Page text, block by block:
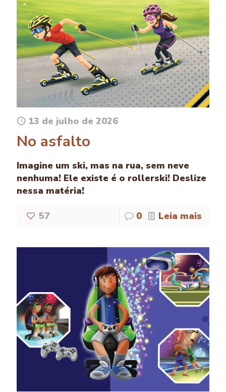
13 de julho de 2026
No asfalto
Imagine um ski, mas na rua, sem neve
nenhuma! Ele existe é o rollerski! Deslize
nessa matéria!
57 0 Leia mais